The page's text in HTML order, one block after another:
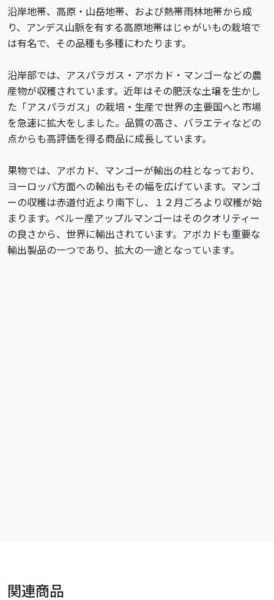
沿岸地帯、高原・山岳地帯、および熱帯雨林地帯から成
り、アンデス山脈を有する高原地帯はじゃがいもの栽培で
は有名で、その品種も多種にわたります。
沿岸部では、アスパラガス・アボカド・マンゴーなどの農
産物が収穫されています。近年はその肥沃な土壌を生かし
た「アスパラガス」の栽培・生産で世界の主要国へと市場
を急速に拡大をしました。品質の高さ、バラエティなどの
点からも高評価を得る商品に成長しています。
果物では、アボカド、マンゴーが輸出の柱となっており、
ヨーロッパ方面への輸出もその幅を広げています。マンゴ
ーの収穫は赤道付近より南下し、１２月ごろより収穫が始
まります。ペルー産アップルマンゴーはそのクオリティー
の良さから、世界に輸出されています。アボカドも重要な
輸出製品の一つであり、拡大の一途となっています。
関連商品